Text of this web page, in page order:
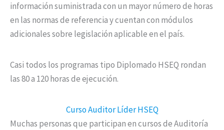
información suministrada con un mayor número de horas
en las normas de referencia y cuentan con módulos
adicionales sobre legislación aplicable en el país.
Casi todos los programas tipo Diplomado HSEQ rondan
las 80 a 120 horas de ejecución.
Curso Auditor Líder HSEQ
Muchas personas que participan en cursos de Auditoría